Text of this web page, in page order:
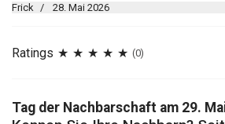
Frick 28. Mai 2026
Ratings (0)
Tag der Nachbarschaft am 29.